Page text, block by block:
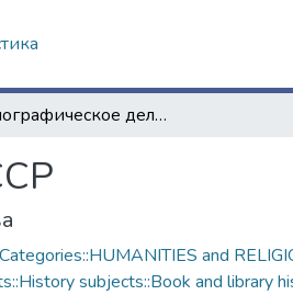
Библиографическое дело в БССР
and
subjects::Book and library